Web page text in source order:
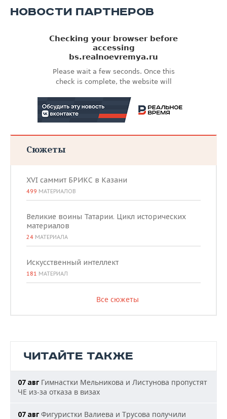
НОВОСТИ ПАРТНЕРОВ
Сюжеты
XVI саммит БРИКС в Казани
499 МАТЕРИАЛОВ
Великие воины Татарии. Цикл исторических
материалов
24 МАТЕРИАЛА
Искусственный интеллект
181 МАТЕРИАЛ
Все сюжеты
ЧИТАЙТЕ ТАКЖЕ
07 авг Гимнастки Мельникова и Листунова пропустят
ЧЕ из-за отказа в визах
07 авг Фигуристки Валиева и Трусова получили